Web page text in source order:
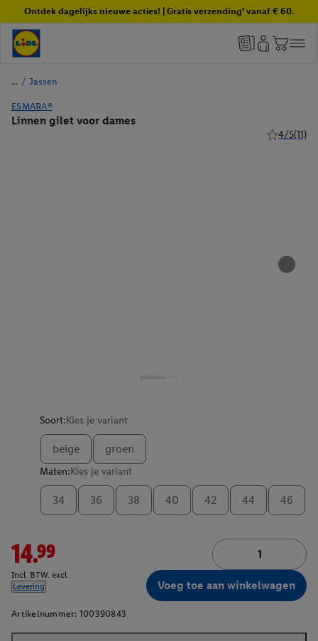
Ontdek dagelijks nieuwe acties! | Gratis verzending¹ vanaf € 60.
/ Jassen
ESMARA®
Linnen gilet voor dames
4/5(11)
Soort:Kies je variant
beige groen
Maten:Kies je variant
34 36 38 40 42 44 46
14.99
Incl. BTW. excl.
Levering
Voeg toe aan winkelwagen
Artikelnummer: 100390843